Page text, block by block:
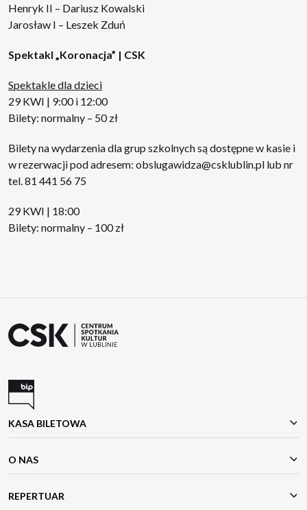
Henryk II – Dariusz Kowalski
Jarosław I – Leszek Zduń
Spektakl „Koronacja” | CSK
Spektakle dla dzieci
29 KWI | 9:00 i 12:00
Bilety: normalny – 50 zł
Bilety na wydarzenia dla grup szkolnych są dostępne w kasie i
w rezerwacji pod adresem: obslugawidza@csklublin.pl lub nr
tel. 81 441 56 75
29 KWI | 18:00
Bilety: normalny – 100 zł
KASA BILETOWA
O NAS
REPERTUAR